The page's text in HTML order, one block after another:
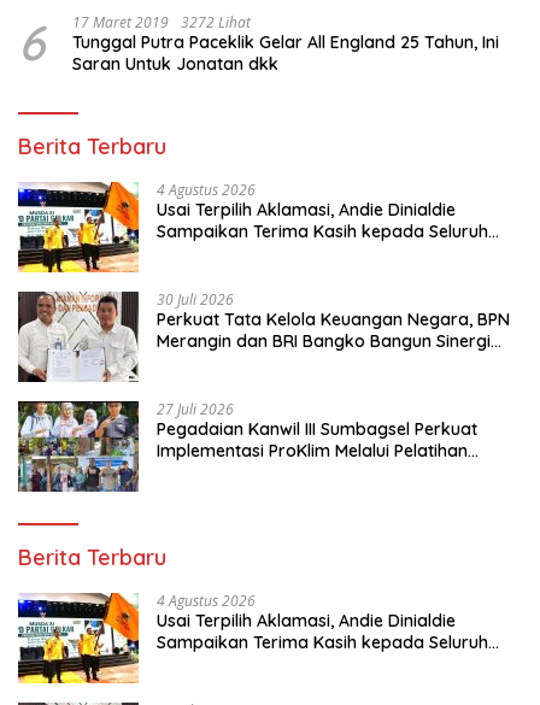
6 17 Maret 2019 3272 Lihat
Tunggal Putra Paceklik Gelar All England 25 Tahun, Ini
Saran Untuk Jonatan dkk
Berita Terbaru
4 Agustus 2026
Usai Terpilih Aklamasi, Andie Dinialdie
Sampaikan Terima Kasih kepada Seluruh
30 Juli 2026
Perkuat Tata Kelola Keuangan Negara, BPN
Merangin dan BRI Bangko Bangun Sinergi
27 Juli 2026
Pegadaian Kanwil III Sumbagsel Perkuat
Implementasi ProKlim Melalui Pelatihan
Berita Terbaru
4 Agustus 2026
Usai Terpilih Aklamasi, Andie Dinialdie
Sampaikan Terima Kasih kepada Seluruh